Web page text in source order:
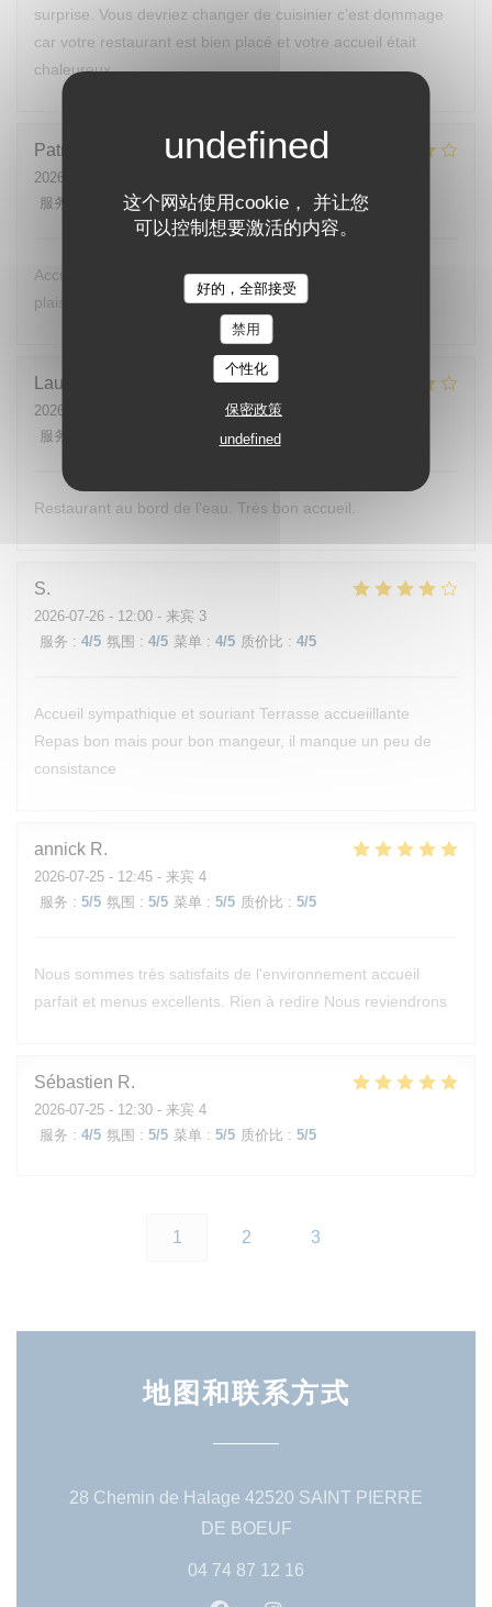
这个网站使用cookie， 并让您
可以控制想要激活的内容。
好的，全部接受
禁用
个性化
保密政策
undefined
surprise. Vous devriez changer de cuisinier c’est dommage
car votre restaurant est bien placé et votre accueil était
chaleureux.
Patrick
2026-07-24
服务
氛围: 4/5 菜单: 4/5 质价比: 4 /5
Accueil très agréable,. Je reviendrai avec beaucoup de
plaisir.
Laurent
2026-07-25
服务
4 /5 质价比
Restaurant au bord de l’eau. Très bon accueil.
S
2026-07-26 - 12:00 - 来宾 3
服务 : 4/5 氛围 : 4/5 菜单 : 4/5 质价比 : 4/5
Accueil sympathique et souriant Terrasse accueiillante
Repas bon mais pour bon mangeur, il manque un peu de
consistance
annick R
2026-07-25 - 12:45 - 来宾 4
服务 : 5/5 氛围 : 5/5 菜单 : 5/5 质价比 : 5/5
Nous sommes très satisfaits de l'environnement accueil
parfait et menus excellents. Rien à redire Nous reviendrons
Sébastien R
2026-07-25 - 12:30 - 来宾 4
服务 : 4/5 氛围 : 5/5 菜单 : 5/5 质价比 : 5/5
1 2 3
地图和联系方式
28 Chemin de Halage 42520 SAINT PIERRE
DE BOEUF((在新窗口中打开))
04 74 87 12 16